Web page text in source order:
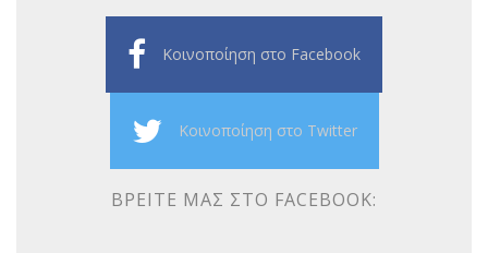
Κοινοποίηση στο Facebook
Κοινοποίηση στο Twitter
ΒΡΕΊΤΕ ΜΑΣ ΣΤΟ FACEBOOK: